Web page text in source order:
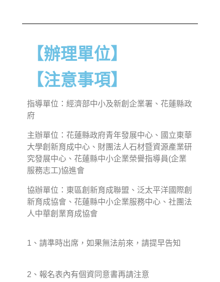
【辦理單位】
【注意事項】
指導單位：經濟部中小及新創企業署、花蓮縣政
府
主辦單位：花蓮縣政府青年發展中心、國立東華
大學創新育成中心、財團法人石材暨資源產業研
究發展中心、花蓮縣中小企業榮譽指導員(企業
服務志工)協進會
協辦單位：東區創新育成聯盟、泛太平洋國際創
新育成協會、花蓮縣中小企業服務中心、社團法
人中華創業育成協會
1、請準時出席，如果無法前來，請提早告知
2、報名表內有個資同意書再請注意